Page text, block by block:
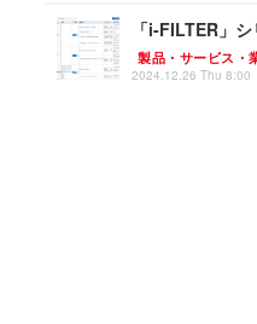
「i-FILTER」
製品・サービス・
2024.12.26 Thu 8:00